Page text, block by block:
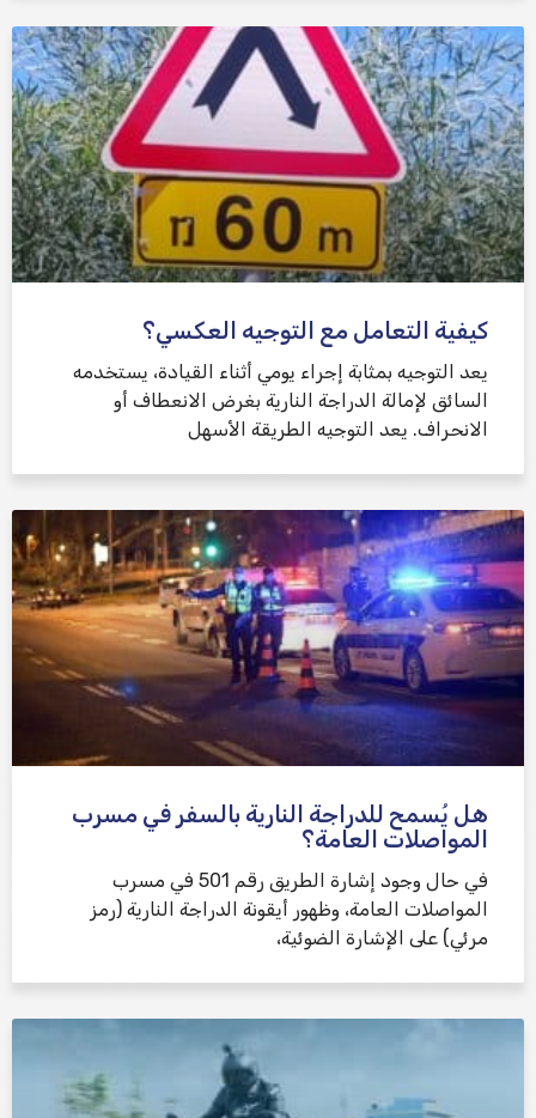
كيفية التعامل مع التوجيه العكسي؟
يعد التوجيه بمثابة إجراء يومي أثناء القيادة، يستخدمه
السائق لإمالة الدراجة النارية بغرض الانعطاف أو
الانحراف. يعد التوجيه الطريقة الأسهل
هل يُسمح للدراجة النارية بالسفر في مسرب
المواصلات العامة؟
في حال وجود إشارة الطريق رقم 501 في مسرب
المواصلات العامة، وظهور أيقونة الدراجة النارية (رمز
مرئي) على الإشارة الضوئية،